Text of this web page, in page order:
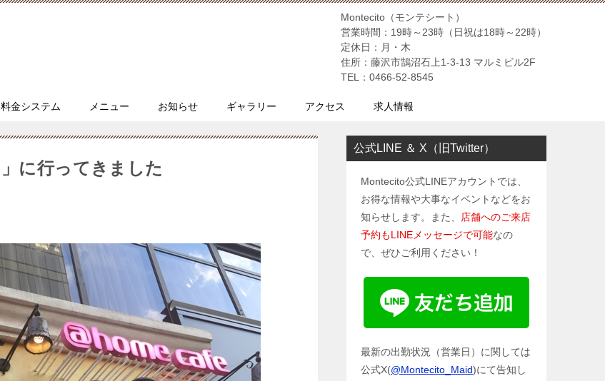
Montecito（モンテシート）
営業時間：19時～23時（日祝は18時～22時）
定休日：月・木
住所：藤沢市鵠沼石上1-3-13 マルミビル2F
TEL：0466-52-8545
料金システム メニュー お知らせ ギャラリー アクセス 求人情報
に行ってきました
公式LINE ＆ X（旧Twitter）
Montecito公式LINEアカウントでは、
お得な情報や大事なイベントなどをお
知らせします。また、
店舗へのご来店
予約もLINEメッセージで可能なの
で、ぜひご利用ください！
最新の出勤状況（営業日）に関しては
公式X(@Montecito_Maid)にて告知し